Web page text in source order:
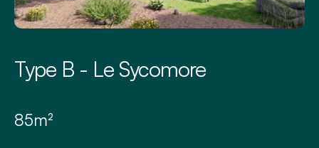
Type B - Le Sycomore
85m²